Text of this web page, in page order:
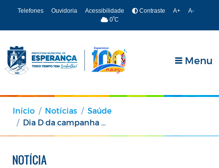
Telefones Ouvidoria Acessibilidade Contraste A+
A-
0ºC
Menu
Início Notícias
Saúde
Dia D da campanha de multivacinação
NOTÍCIA